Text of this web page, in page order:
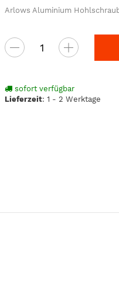
Arlows Aluminium
sofort verfügbar
Lieferzeit:1 - 2 Werktage